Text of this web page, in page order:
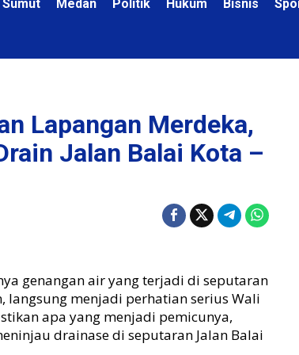
Sumut Medan Politik Hukum Bisnis
Lapangan Merdeka,
Jalan Balai Kota –
genangan air yang terjadi di seputaran
langsung menjadi perhatian serius Wali
apa yang menjadi pemicunya,
drainase di seputaran Jalan Balai